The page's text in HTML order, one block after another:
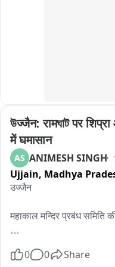
উज्जैन: रामঘাট पर
में घमासान
AS ANIMESH SINGH
Ujjain, Madhya
उज्जैन
महाकाल मन्दिर प्रबंध समिति
ने किया विरोध प्रदर्शन,
0 0 Share